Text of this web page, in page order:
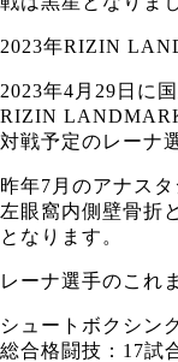
2023年RIZIN
2023年4月29日に
RIZIN
対戦予定のレーナ
昨年7月のアナス
左眼窩内側壁骨折
となります。
レーナ選手のこれ
シュートボクシン
総合格闘技：17試